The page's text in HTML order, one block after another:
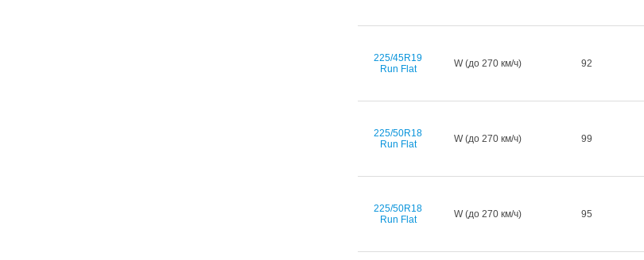
225/45R19
Run Flat
W (до 270 км/ч) 92
225/50R18
Run Flat
W (до 270 км/ч) 99
225/50R18
Run Flat
W (до 270 км/ч) 95